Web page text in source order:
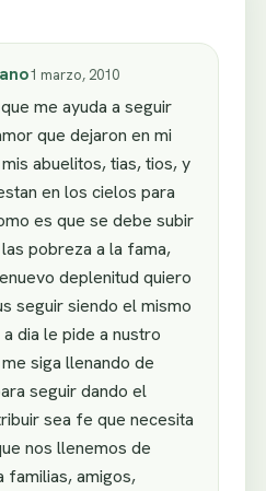
1 marzo, 2010
me ayuda a seguir
que dejaron en mi
abuelitos, tias, tios, y
en los cielos para
es que se debe subir
pobreza a la fama,
deplenitud quiero
seguir siendo el mismo
dia le pide a nustro
siga llenando de
seguir dando el
sea fe que necesita
nos llenemos de
familias, amigos,